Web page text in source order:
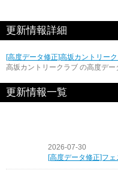
更新情報詳細
[高度データ修正]高坂カントリー
高坂カントリークラブ の高度デー
更新情報一覧
2026-07-30
[高度データ修正]フ